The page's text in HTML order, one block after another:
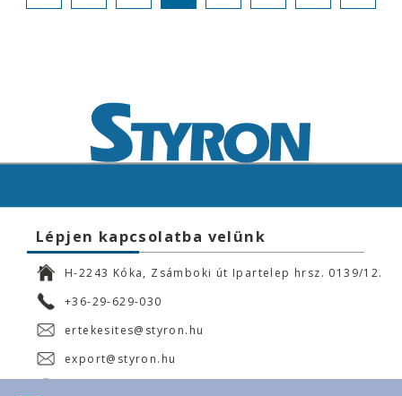
Lépjen kapcsolatba velünk
H-2243 Kóka, Zsámboki út Ipartelep hrsz. 0139/12.
+36-29-629-030
ertekesites@styron.hu
export@styron.hu